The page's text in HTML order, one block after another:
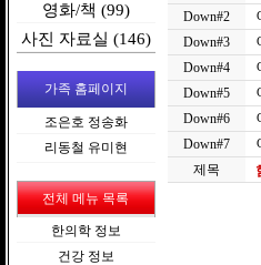
영화/책 (99)
사진 자료실 (146)
가족 홈페이지
조은호 정송화
리동철 유미현
전체 메뉴 목록
한의학 정보
건강 정보
Down#2
Down#3
Down#4
Down#5
Down#6
Down#7
제목